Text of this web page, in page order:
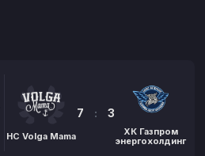
HC Volga Mama
7 : 3
ХК Газпром
энергохолдинг